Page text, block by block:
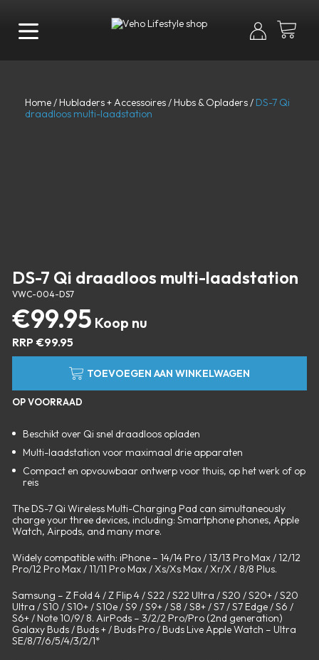
Home/ Hubladers + Accessoires/ Hubs & Opladers/ DS-7 Qi
draadloos multi-laadstation
DS-7 Qi draadloos multi-laadstation
VWC-004-DS7
€99.95
RRP €99.95
TOEVOEGEN AAN WINKELWAGEN
OP VOORRAAD
Beschikt over Qi snel draadloos opladen
Multi-laadstation voor maximaal drie apparaten
Compact en opvouwbaar ontwerp voor thuis, op het werk of op
reis
The DS-7 Qi Wireless Multi-Charging Pad can simultaneously
charge your three devices, including: Smartphone phones, Apple
Watch, Airpods, and many more.
Widely compatible with: iPhone – 14/14 Pro / 13/13 Pro Max / 12/12
Pro/12 Pro Max / 11/11 Pro Max / Xs/Xs Max / Xr/X / 8/8 Plus.
Samsung – Z Fold 4 / Z Flip 4 / S22 / S22 Ultra / S20 / S20+ / S20
Ultra / S10 / S10+ / S10e / S9 / S9+ / S8 / S8+ / S7 / S7 Edge / S6 /
S6+ / Note 10/9/ 8. AirPods – 3/2/2 Pro/Pro (2nd generation)
Galaxy Buds / Buds + / Buds Pro / Buds Live Apple Watch – Ultra
SE/8/7/6/5/4/3/2/1*